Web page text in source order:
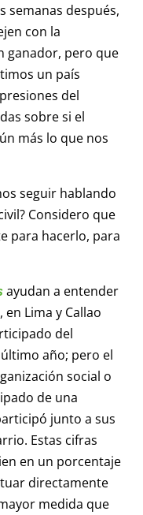
semanas después,
con la
ganador, pero que
un país
del
sobre si el
más lo que nos
seguir hablando
Considero que
para hacerlo, para
ayudan a entender
Lima y Callao
del
año; pero el
social o
de una
junto a sus
Estas cifras
en un porcentaje
directamente
medida que